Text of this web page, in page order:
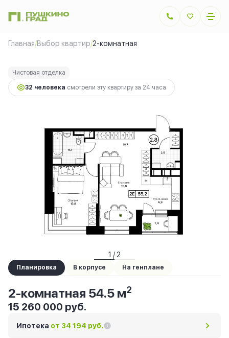
Главная/Выбор квартир/2-комнатная
Ипотекаот 34 194 руб.
Чистовая отделка
32 человекa смотрели эту квартиру за 24 часа
1 / 2
Планировка В корпусе На генплане
2-комнатная 54.5 м2
15 260 000 руб.
Ипотека от 34 194 руб.